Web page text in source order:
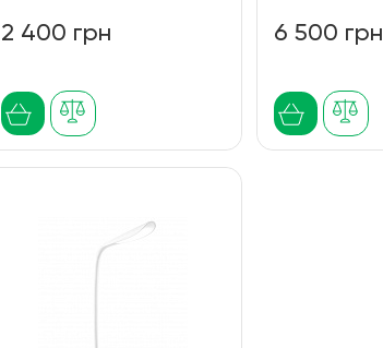
2 400 грн 6 500 грн